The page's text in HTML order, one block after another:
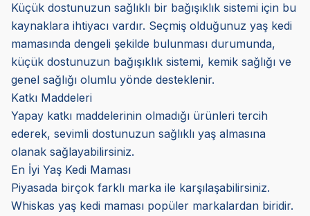
Küçük dostunuzun sağlıklı bir bağışıklık sistemi için bu
kaynaklara ihtiyacı vardır. Seçmiş olduğunuz yaş kedi
mamasında dengeli şekilde bulunması durumunda,
küçük dostunuzun bağışıklık sistemi, kemik sağlığı ve
genel sağlığı olumlu yönde desteklenir.
Katkı Maddeleri
Yapay katkı maddelerinin olmadığı ürünleri tercih
ederek, sevimli dostunuzun sağlıklı yaş almasına
olanak sağlayabilirsiniz.
En İyi Yaş Kedi Maması
Piyasada birçok farklı marka ile karşılaşabilirsiniz.
Whiskas yaş kedi maması popüler markalardan biridir.